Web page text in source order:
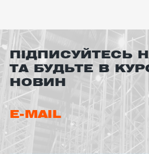
ПІДПИСУЙТЕСЬ
ТА БУДЬТЕ В
НОВИН
E-MAIL